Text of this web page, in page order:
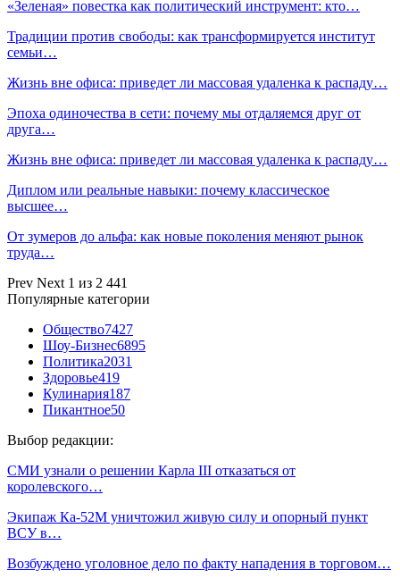
«Зеленая» повестка как политический инструмент: кто…
Традиции против свободы: как трансформируется институт
семьи…
Жизнь вне офиса: приведет ли массовая удаленка к распаду…
Эпоха одиночества в сети: почему мы отдаляемся друг от
друга…
Жизнь вне офиса: приведет ли массовая удаленка к распаду…
Диплом или реальные навыки: почему классическое
высшее…
От зумеров до альфа: как новые поколения меняют рынок
труда…
Prev Next 1 из 2 441
Популярные категории
Общество7427
Шоу-Бизнес6895
Политика2031
Здоровье419
Кулинария187
Пикантное50
Выбор редакции:
СМИ узнали о решении Карла III отказаться от
королевского…
Экипаж Ка-52М уничтожил живую силу и опорный пункт
ВСУ в…
Возбуждено уголовное дело по факту нападения в торговом…